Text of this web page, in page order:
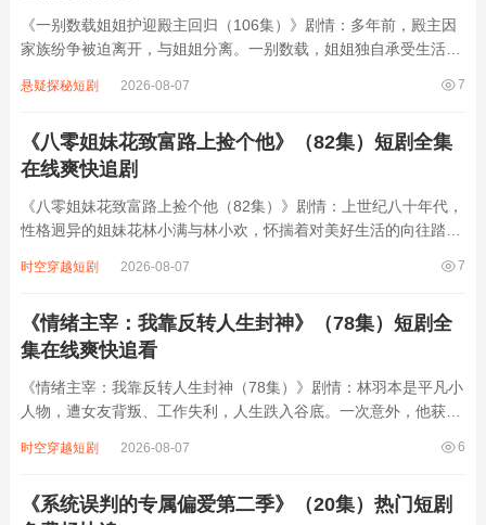
《一别数载姐姐护迎殿主回归（106集）》剧情：多年前，殿主因
家族纷争被迫离开，与姐姐分离。一别数载，姐姐独自承受生活艰
一身本领，强势回归。姐姐得知消息后，满心欢喜，不顾自身安
7
悬疑探秘短剧 2026-08-07
《八零姐妹花致富路上捡个他》（82集）短剧全集
在线爽快追剧
《八零姐妹花致富路上捡个他（82集）》剧情：上世纪八十年代，
性格迥异的姐妹花林小满与林小欢，怀揣着对美好生活的向往踏上
然，姐妹俩在路边“捡”到受伤昏迷的落魄青年陈浩。陈浩苏醒后，
7
时空穿越短剧 2026-08-07
《情绪主宰：我靠反转人生封神》（78集）短剧全
集在线爽快追看
《情绪主宰：我靠反转人生封神（78集）》剧情：林羽本是平凡小
人物，遭女友背叛、工作失利，人生跌入谷底。一次意外，他获得
场，他巧妙利用情绪让对手自乱阵脚，一路高升；在感情里，让曾
6
时空穿越短剧 2026-08-07
《系统误判的专属偏爱第二季》（20集）热门短剧